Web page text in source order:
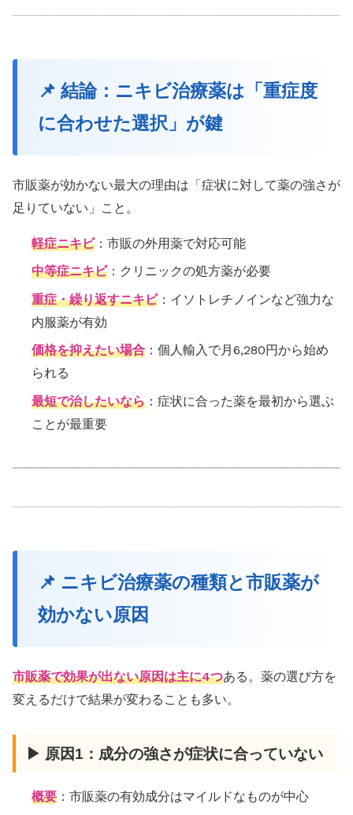
📌 結論：ニキビ治療薬は「重症度
に合わせた選択」が鍵
市販薬が効かない最大の理由は「症状に対して薬の強さが
足りていない」こと。
軽症ニキビ：市販の外用薬で対応可能
中等症ニキビ：クリニックの処方薬が必要
重症・繰り返すニキビ：イソトレチノインなど強力な
内服薬が有効
価格を抑えたい場合 ：個人輸入で月6,280円から始め
られる
最短で治したいなら ：症状に合った薬を最初から選ぶ
ことが最重要
📌 ニキビ治療薬の種類と市販薬が
効かない原因
市販薬で効果が出ない原因は主に4つある。薬の選び方を
変えるだけで結果が変わることも多い。
▶ 原因1：成分の強さが症状に合っていない
概要 ：市販薬の有効成分はマイルドなものが中心